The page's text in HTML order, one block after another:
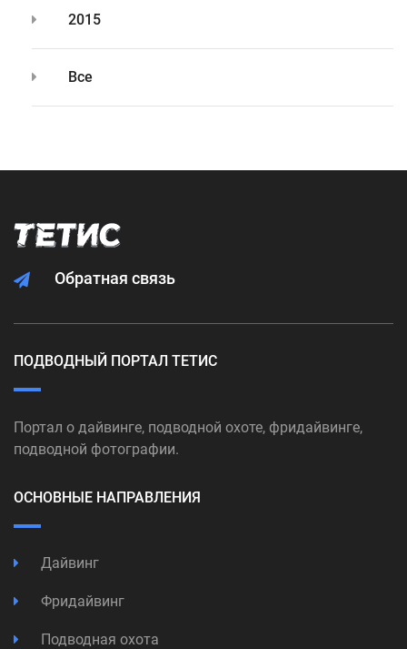
2015
Все
Обратная связь
ПОДВОДНЫЙ ПОРТАЛ ТЕТИС
Портал о дайвинге, подводной охоте, фридайвинге,
подводной фотографии.
ОСНОВНЫЕ НАПРАВЛЕНИЯ
Дайвинг
Фридайвинг
Подводная охота